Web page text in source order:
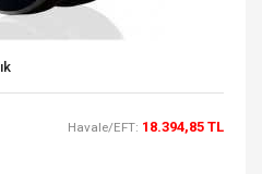
Havale/EFT: 18.394,85 TL